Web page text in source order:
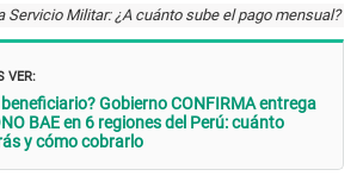
Militar: ¿A cuánto sube el pago mensual?
VER:
Gobierno CONFIRMA entrega
BAE en 6 regiones del Perú: cuánto
y cómo cobrarlo